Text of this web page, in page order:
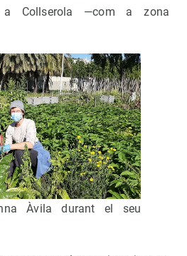
Collserola —com a zona
Àvila durant el seu